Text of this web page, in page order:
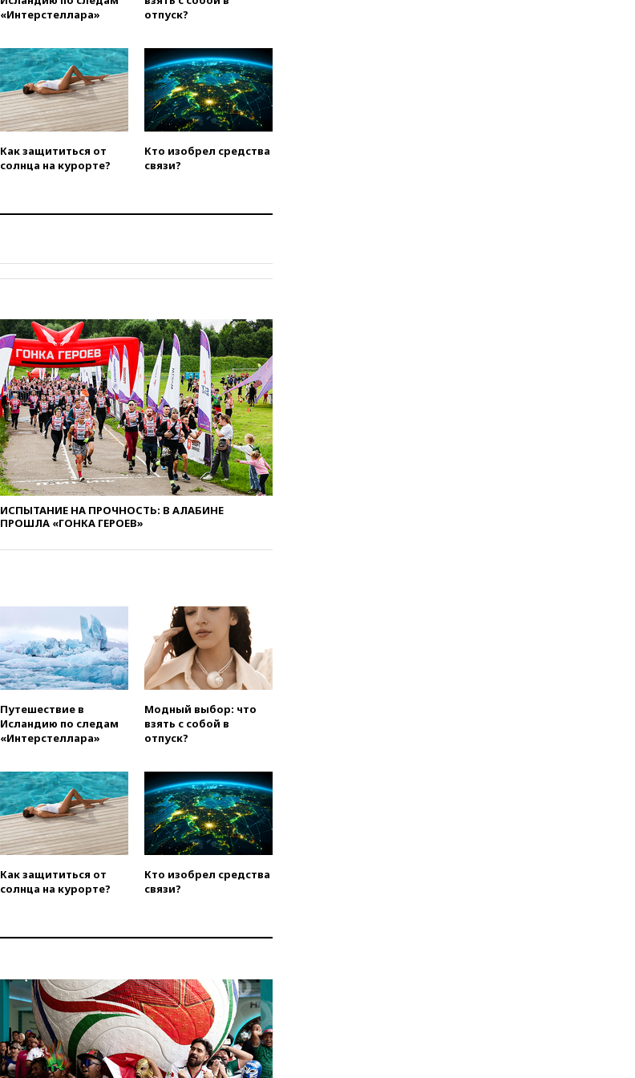
коррупции
выгоду безвизового режима с
ЕС
вчера, 22:59На башню
ресторана «Армения» в
Москве вернут утраченную
вчера, 22:45 Литовец
вчера, 22:28Бессент
огня США и Ирана
при нападении в Чехии
вчера, 22:00Путин поручил
выделить средства на новые
РЛС для Белгородской
области
вчера, 21:56The Atlantic: Маск
отказал Украине в
использовании Starlink для
атак вглубь РФ
вчера, 21:35После пожара на
складе в Брянске возбудили
уголовное дело
вчера, 21:26
опубликовал 16 новых видео с
НЛО
вчера, 21:00На границе
Украины с Польшей скопилось
свыше 6,5 тысячи грузовиков
вчера, 20:53 Швыдкой:
«Интервидение» точно
пройдет в 2026 году
сбила еще 75 украинских
беспилотников над Россией
вчера, 20:35Велосипедист
погиб при атаке FPV-дрона в
Белгородской области
вчера, 20:30
Лидию Невзорову
заочно арестовали по делу о
финансировании
вчера, 20:20Суд США
Белом доме
вчера, 20:15Сенат США
одобрил ужесточение
санкций против России и
Ирана
вчера, 20:00СК возбудил дело
«Интерстеллара»
отпуск?
Как защититься от
солнца на курорте?
Кто изобрел средства
связи?
ИСПЫТАНИЕ НА ПРОЧНОСТЬ: В АЛАБИНЕ
ПРОШЛА «ГОНКА ГЕРОЕВ»
Путешествие в
Исландию по следам
«Интерстеллара»
Модный выбор: что
взять с собой в
отпуск?
Как защититься от
солнца на курорте?
Кто изобрел средства
связи?